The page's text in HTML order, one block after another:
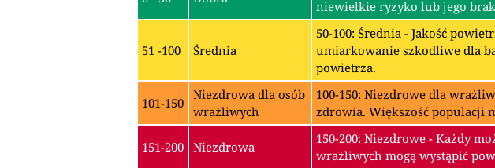
niewielkie ryzyko lub jego
51 -100 Średnia
50-100: Średnia - Jakość
umiarkowanie szkodliwe dla
powietrza.
101-150
Niezdrowa dla osób
wrażliwych
100-150: Niezdrowe dla
zdrowia. Większość populacji
151-200 Niezdrowa
150-200: Niezdrowe - Każdy
wrażliwych mogą wystąpić